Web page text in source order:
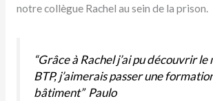
notre collègue Rachel au sein de la prison.
“Grâce à Rachel j’ai pu découvrir
BTP, j’aimerais passer une
bâtiment” Paulo